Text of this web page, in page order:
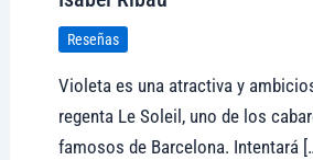
Reseñas
Violeta es una atractiva y
regenta Le Soleil, uno de los
famosos de Barcelona. Intentará